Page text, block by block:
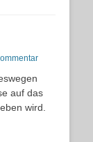
auf das
wird.